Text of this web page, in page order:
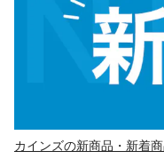
カインズの新商品・新着